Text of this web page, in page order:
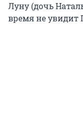
Луну (дочь
время не увидит